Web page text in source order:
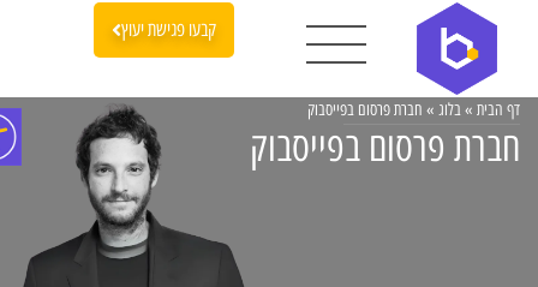
קבעו פגישת יעוץ
דף הבית»בלוג»חברת פרסום בפייסבוק
חברת פרסום בפייסבוק